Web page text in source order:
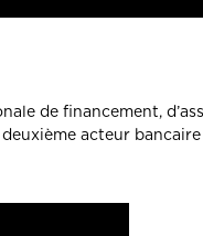
de financement,
acteur